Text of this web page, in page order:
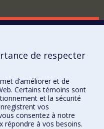
to the present day. I am
cave in art from the
day.
de respecter
d’améliorer et de
Certains témoins sont
et la sécurité
vos
consentez à notre
répondre à vos besoins.